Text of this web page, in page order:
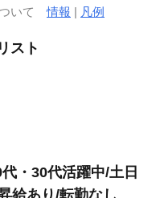
ついて情報 | 凡例
スト
・30代活躍中/土日
給あり/転勤なし